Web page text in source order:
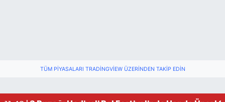
TÜM PIYASALARI TRADINGVIEW ÜZERINDEN TAKIP EDIN